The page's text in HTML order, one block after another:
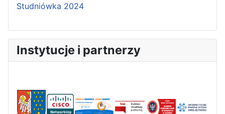
Studniówka 2024
Instytucje i partnerzy